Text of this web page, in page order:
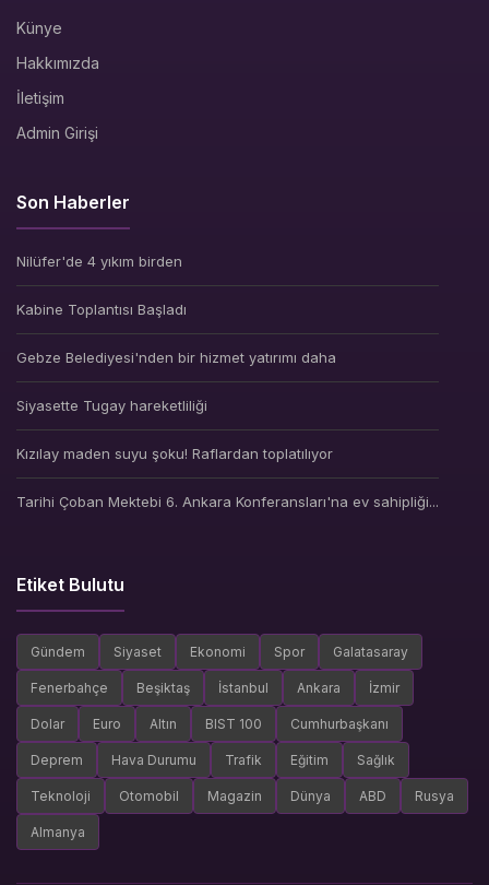
Künye
Hakkımızda
İletişim
Admin Girişi
Son Haberler
Nilüfer'de 4 yıkım birden
Kabine Toplantısı Başladı
Gebze Belediyesi'nden bir hizmet yatırımı daha
Siyasette Tugay hareketliliği
Kızılay maden suyu şoku! Raflardan toplatılıyor
Tarihi Çoban Mektebi 6. Ankara Konferansları'na ev sahipliği...
Etiket Bulutu
Gündem Siyaset Ekonomi Spor Galatasaray
Fenerbahçe Beşiktaş İstanbul Ankara İzmir
Dolar Euro Altın BIST 100 Cumhurbaşkanı
Deprem Hava Durumu Trafik Eğitim Sağlık
Teknoloji Otomobil Magazin Dünya ABD Rusya
Almanya